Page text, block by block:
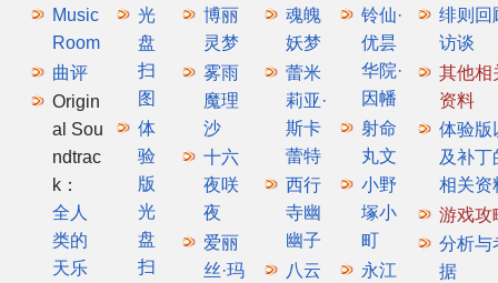
Music
Room
曲评
Origin
al Sou
ndtrac
k：
全人
类的
天乐
光
盘
扫
图
体
验
版
光
盘
扫
博丽
灵梦
雾雨
魔理
沙
十六
夜咲
夜
爱丽
丝·玛
魂魄
妖梦
蕾米
莉亚·
斯卡
蕾特
西行
寺幽
幽子
八云
铃仙·
优昙
华院·
因幡
射命
丸文
小野
塚小
町
永江
绯则回
访谈
其他相
资料
体验版
及补丁
相关资
游戏攻
分析与
据